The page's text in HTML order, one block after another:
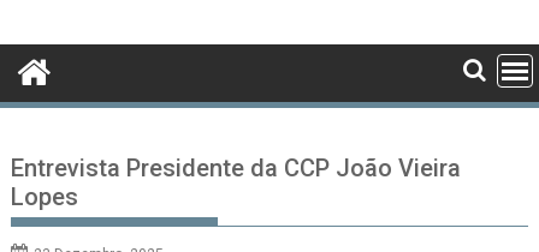
Entrevista Presidente da CCP João Vieira
Lopes